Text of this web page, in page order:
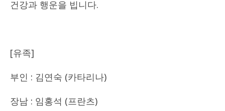
건강과 행운을 빕니다.
[유족]
부인 : 김연숙 (카타리나)
장남 : 임홍석 (프란츠)